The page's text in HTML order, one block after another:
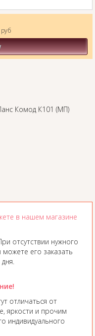
руб
Комод К101 (МП)
в нашем магазине
отсутствии нужного
его заказать
отличаться от
яркости и прочим
индивидуального